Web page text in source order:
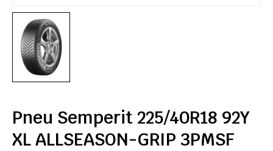
Pneu Semperit 225/40R18 92Y
XL ALLSEASON-GRIP 3PMSF